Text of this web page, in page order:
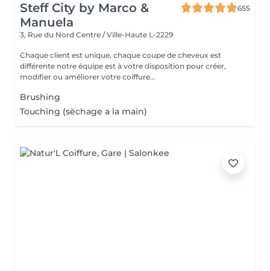
Steff City by Marco &
Manuela
655
3, Rue du Nord Centre / Ville-Haute L-2229
Chaque client est unique, chaque coupe de cheveux est
différente notre équipe est à votre disposition pour créer,
modifier ou améliorer votre coiffure...
Brushing
Touching (sèchage a la main)